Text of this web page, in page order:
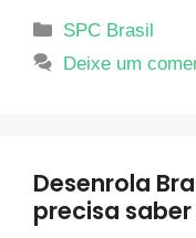
SPC Brasil
Deixe um
Desenrola
precisa